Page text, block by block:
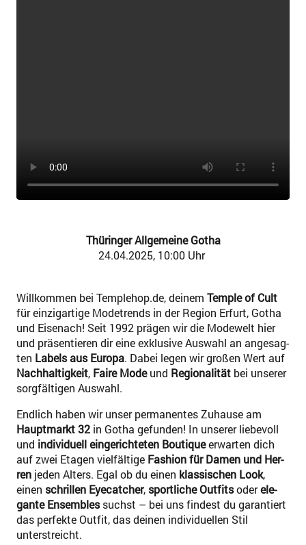
Thü­rin­ger All­ge­mei­ne Gotha
24.04.2025, 10:00 Uhr
Will­kom­men bei Templehop.de, dei­nem Temp­le of Cult
für ein­zig­ar­ti­ge Mode­trends in der Regi­on Erfurt, Gotha
und Eisen­ach! Seit 1992 prä­gen wir die Mode­welt hier
und prä­sen­tie­ren dir eine exklu­si­ve Aus­wahl an ange­sag­
ten Labels aus Euro­pa. Dabei legen wir gro­ßen Wert auf
Nach­hal­tig­keit, Fai­re Modeund Regio­na­li­tät bei unse­rer
sorg­fäl­ti­gen Auswahl.
End­lich haben wir unser per­ma­nen­tes Zuhau­se am
Haupt­markt 32 in Gotha gefun­den! In unse­rer lie­be­voll
und indi­vi­du­ell ein­ge­rich­te­ten Bou­tiqueerwar­ten dich
auf zwei Eta­gen viel­fäl­ti­ge Fashion für Damen und Her­
ren jeden Alters. Egal ob du einen klas­si­schen Look,
einen schril­len Eye­cat­cher, sport­li­che Out­fitsoderele­
gan­te Ensem­blessuchst – bei uns fin­dest du garan­tiert
das per­fek­te Out­fit, das dei­nen indi­vi­du­el­len Stil
unterstreicht.